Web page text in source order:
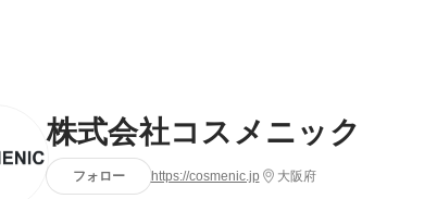
株式会社コスメニック
フォロー https://cosmenic.jp 大阪府